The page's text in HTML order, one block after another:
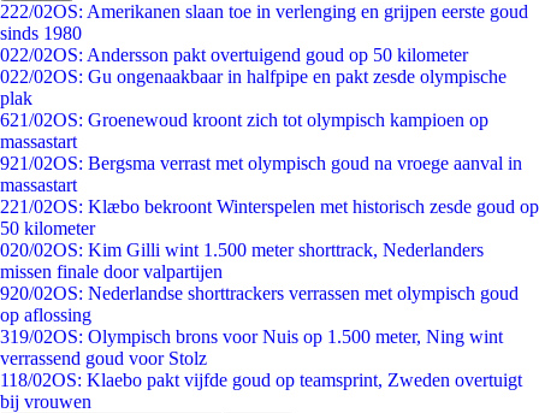
222/02OS: Amerikanen slaan toe in verlenging en grijpen eerste goud
sinds 1980
022/02OS: Andersson pakt overtuigend goud op 50 kilometer
022/02OS: Gu ongenaakbaar in halfpipe en pakt zesde olympische
plak
621/02OS: Groenewoud kroont zich tot olympisch kampioen op
massastart
921/02OS: Bergsma verrast met olympisch goud na vroege aanval in
massastart
221/02OS: Klæbo bekroont Winterspelen met historisch zesde goud op
50 kilometer
020/02OS: Kim Gilli wint 1.500 meter shorttrack, Nederlanders
missen finale door valpartijen
920/02OS: Nederlandse shorttrackers verrassen met olympisch goud
op aflossing
319/02OS: Olympisch brons voor Nuis op 1.500 meter, Ning wint
verrassend goud voor Stolz
118/02OS: Klaebo pakt vijfde goud op teamsprint, Zweden overtuigt
bij vrouwen